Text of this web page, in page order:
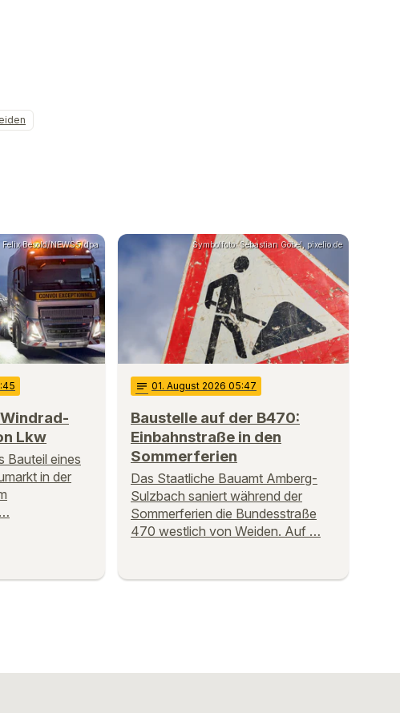
Felix Besold/NEWS5/dpa
Lkw
Bauteil eines
in der
Symbolfoto: Sebastian Göbel, pixelio.de
notes 01. August 2026 05:47
Baustelle auf der B470:
Einbahnstraße in den
Sommerferien
Das Staatliche Bauamt Amberg-
Sulzbach saniert während der
Sommerferien die Bundesstraße
470 westlich von Weiden. Auf …